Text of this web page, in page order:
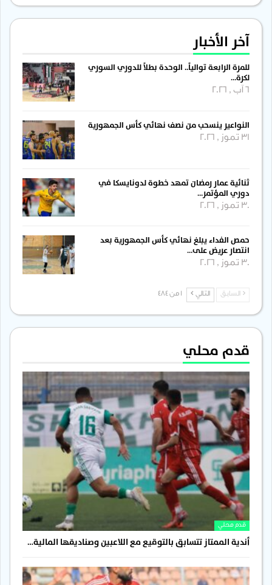
آخر الأخبار
للمرة الرابعة توالياً.. الوحدة بطلاً للدوري السوري
لكرة…
النواعير ينسحب من نصف نهائي كأس الجمهورية
31 تموز , 2026
ثنائية عمار رمضان تمهد خطوة لدونايسكا في
دوري المؤتمر…
30 تموز , 2026
حمص الفداء يبلغ نهائي كأس الجمهورية بعد
انتصار عريض على…
30 تموز , 2026
السابق التالي
قدم محلي
قدم محلي
أندية الممتاز تتسابق بالتوقيع مع اللاعبين وصناديقها المالية…